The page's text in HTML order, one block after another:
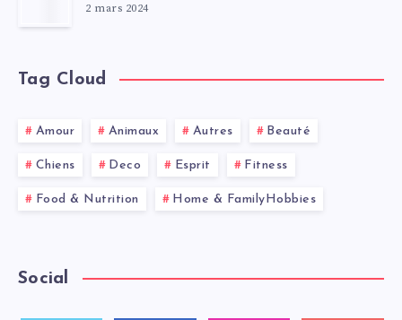
2 mars 2024
Tag Cloud
Amour Animaux Autres Beauté
Chiens Deco Esprit Fitness
Food & Nutrition Home & FamilyHobbies
Social